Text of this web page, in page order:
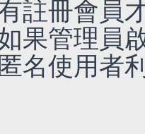
註冊會員
果管理員
名使用者